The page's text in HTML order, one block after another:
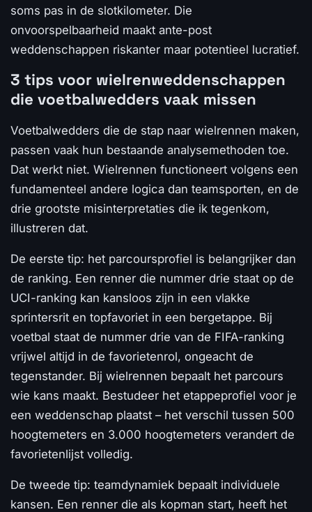
soms pas in de slotkilometer. Die
onvoorspelbaarheid maakt ante-post
weddenschappen riskanter maar potentieel lucratief.
3 tips voor wielrenweddenschappen
die voetbalwedders vaak missen
Voetbalwedders die de stap naar wielrennen maken,
passen vaak hun bestaande analysemethoden toe.
Dat werkt niet. Wielrennen functioneert volgens een
fundamenteel andere logica dan teamsporten, en de
drie grootste misinterpretaties die ik tegenkom,
illustreren dat.
De eerste tip: het parcoursprofiel is belangrijker dan
de ranking. Een renner die nummer drie staat op de
UCI-ranking kan kansloos zijn in een vlakke
sprintersrit en topfavoriet in een bergetappe. Bij
voetbal staat de nummer drie van de FIFA-ranking
vrijwel altijd in de favorietenrol, ongeacht de
tegenstander. Bij wielrennen bepaalt het parcours
wie kans maakt. Bestudeer het etappeprofiel voor je
een weddenschap plaatst – het verschil tussen 500
hoogtemeters en 3.000 hoogtemeters verandert de
favorietenlijst volledig.
De tweede tip: teamdynamiek bepaalt individuele
kansen. Een renner die als kopman start, heeft het